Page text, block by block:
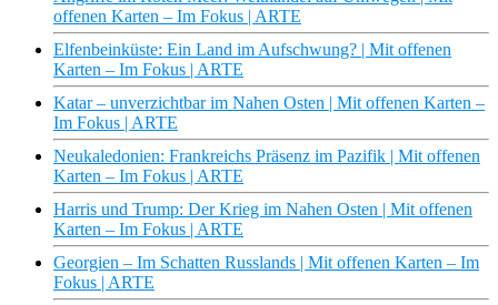
offenen Karten – Im Fokus | ARTE
Elfenbeinküste: Ein Land im Aufschwung? | Mit offenen
Karten – Im Fokus | ARTE
Katar – unverzichtbar im Nahen Osten | Mit offenen Karten –
Im Fokus | ARTE
Neukaledonien: Frankreichs Präsenz im Pazifik | Mit offenen
Karten – Im Fokus | ARTE
Harris und Trump: Der Krieg im Nahen Osten | Mit offenen
Karten – Im Fokus | ARTE
Georgien – Im Schatten Russlands | Mit offenen Karten – Im
Fokus | ARTE